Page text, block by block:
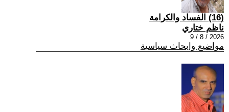
(16) الفساد والكرامة
ناظم ختاري
2026 / 8 / 9
مواضيع وابحاث سياسية